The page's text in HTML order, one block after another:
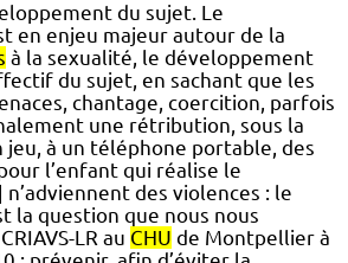
du sujet. Le
en enjeu majeur autour de la
à la sexualité, le développement
du sujet, en sachant que les
chantage, coercition, parfois
une rétribution, sous la
jeu, à un téléphone portable, des
l’enfant qui réalise le
des violences : le
la question que nous nous
LR au CHU de Montpellier à